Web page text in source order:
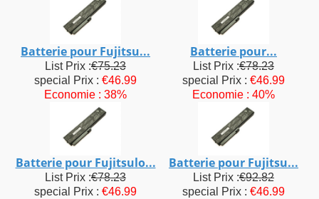
Batterie pour Fujitsu...
List Prix :€75.23
special Prix : €46.99
Economie : 38%
Batterie pour...
List Prix :€78.23
special Prix : €46.99
Economie : 40%
Batterie pour Fujitsulo...
List Prix :€78.23
special Prix : €46.99
Batterie pour Fujitsu...
List Prix :€92.82
special Prix : €46.99